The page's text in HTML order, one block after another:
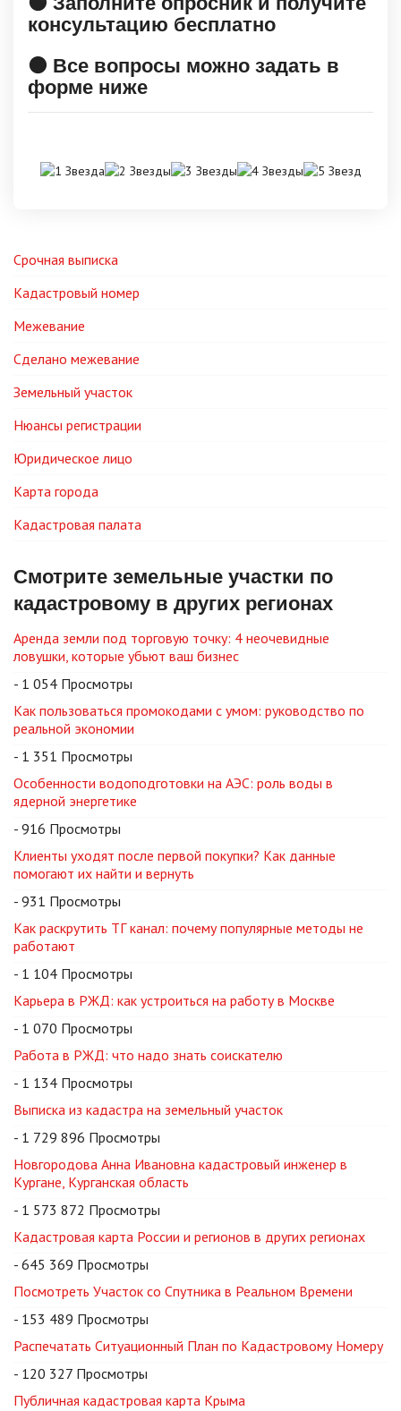
консультацию бесплатно
🟠 Все вопросы можно задать в
форме ниже
Срочная выписка
Кадастровый номер
Межевание
Сделано межевание
Земельный участок
Нюансы регистрации
Юридическое лицо
Карта города
Кадастровая палата
Смотрите земельные участки по
кадастровому в других регионах
Аренда земли под торговую точку: 4 неочевидные
ловушки, которые убьют ваш бизнес
- 1 054 Просмотры
Как пользоваться промокодами с умом: руководство по
реальной экономии
- 1 351 Просмотры
Особенности водоподготовки на АЭС: роль воды в
ядерной энергетике
- 916 Просмотры
Клиенты уходят после первой покупки? Как данные
помогают их найти и вернуть
- 931 Просмотры
Как раскрутить ТГ канал: почему популярные методы не
работают
- 1 104 Просмотры
Карьера в РЖД: как устроиться на работу в Москве
- 1 070 Просмотры
Работа в РЖД: что надо знать соискателю
- 1 134 Просмотры
Выписка из кадастра на земельный участок
- 1 729 896 Просмотры
Новгородова Анна Ивановна кадастровый инженер в
Кургане, Курганская область
- 1 573 872 Просмотры
Кадастровая карта России и регионов в других регионах
- 645 369 Просмотры
Посмотреть Участок со Спутника в Реальном Времени
- 153 489 Просмотры
Распечатать Ситуационный План по Кадастровому Номеру
- 120 327 Просмотры
Публичная кадастровая карта Крыма